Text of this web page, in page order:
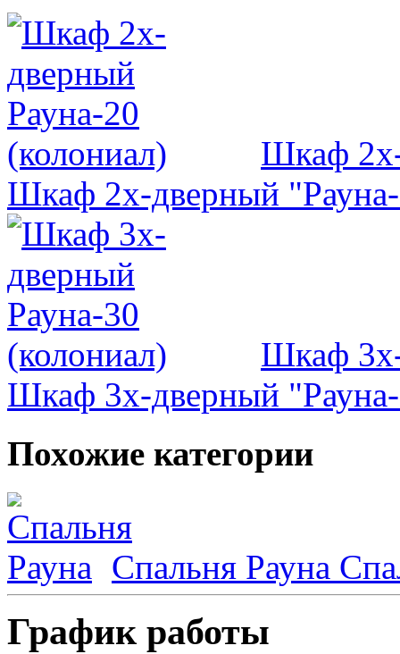
Шкаф
Шкаф 2х-дверный
Шкаф
Шкаф 3х-дверный
Похожие категории
Спальня Рауна
График работы